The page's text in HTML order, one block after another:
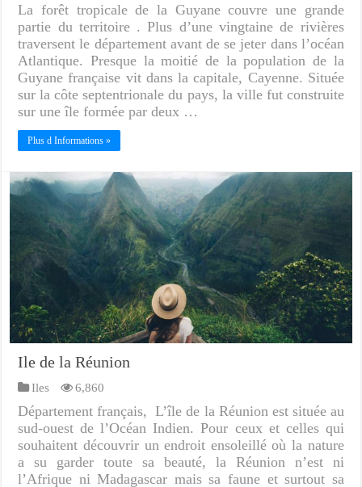
La forêt tropicale de la Guyane couvre une grande
partie du territoire . Plus d’une vingtaine de rivières
traversent le département avant de se jeter dans l’océan
Atlantique. Presque la moitié de la population de la
Guyane française vit dans la capitale, Cayenne. Située
sur la côte septentrionale du pays, la ville fut construite
sur une île formée par deux …
Plus d Informations »
Ile de la Réunion
Iles 6,860
Département français, L’île de la Réunion est située au
sud-ouest de l’Océan Indien. Pour ceux et celles qui
souhaitent découvrir un endroit ensoleillé où la nature
a su garder toute sa beauté, la Réunion n’est ni
l’Afrique ni Madagascar mais sa faune et surtout sa